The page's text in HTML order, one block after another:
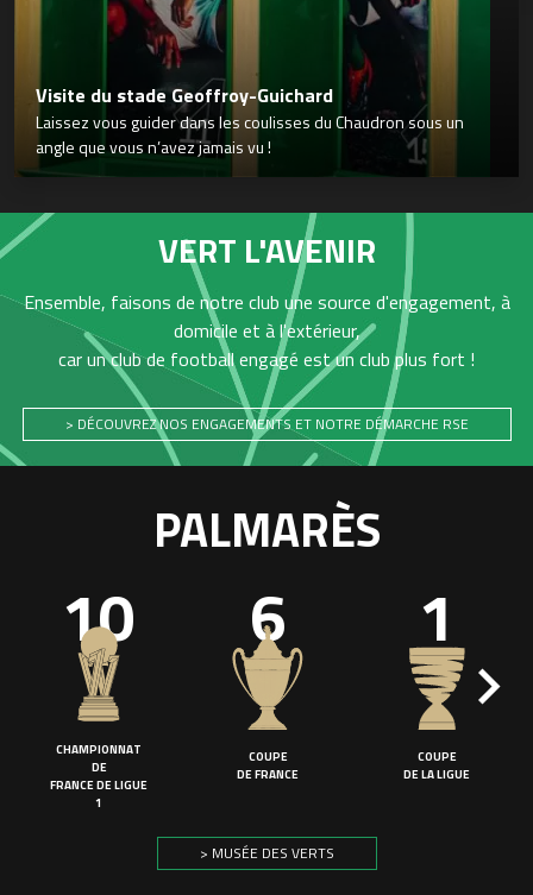
Visite du stade Geoffroy-Guichard
Laissez vous guider dans les coulisses du Chaudron sous un
angle que vous n’avez jamais vu !
VERT L'AVENIR
Ensemble, faisons de notre club une source d'engagement, à
domicile et à l'extérieur,
car un club de football engagé est un club plus fort !
> DÉCOUVREZ NOS ENGAGEMENTS ET NOTRE DÉMARCHE RSE
PALMARÈS
10
CHAMPIONNAT
DE
FRANCE DE LIGUE
1
6
COUPE
DE FRANCE
1
COUPE
DE LA LIGUE
> MUSÉE DES VERTS